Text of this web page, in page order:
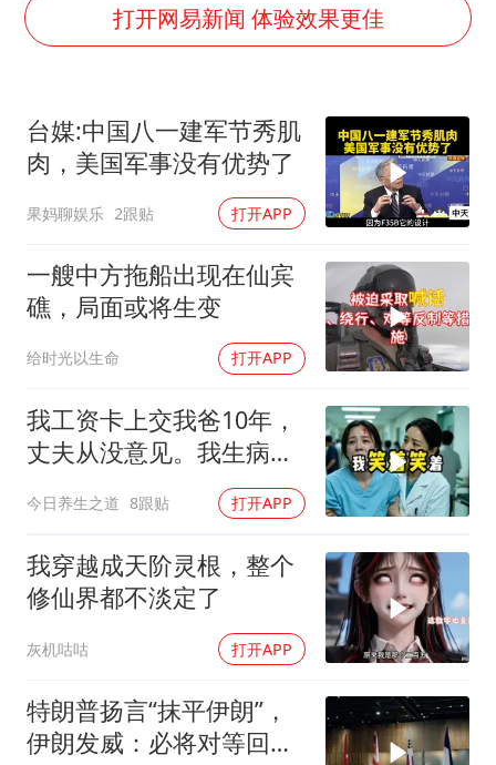
知识产权强国建设驶入“快车道”
要给全体职工“应休尽休”的底气
曝张一鸣下死命令：不依赖AI蒸馏技术
中国经济展现强大韧性和活力
打开网易新闻 体验效果更佳
台媒:中国八一建军节秀肌
肉，美国军事没有优势了
果妈聊娱乐 2跟贴 打开APP
一艘中方拖船出现在仙宾
礁，局面或将生变
给时光以生命 打开APP
我工资卡上交我爸10年，
丈夫从没意见。我生病住
今日养生之道 8跟贴 打开APP
我穿越成天阶灵根，整个
修仙界都不淡定了
灰机咕咕 打开APP
特朗普扬言“抹平伊朗”，
伊朗发威：必将对等回